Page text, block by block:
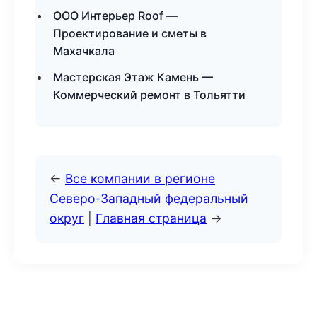
ООО Интерьер Roof —
Проектирование и сметы в
Махачкала
Мастерская Этаж Камень —
Коммерческий ремонт в Тольятти
← Все компании в регионе
Северо-Западный федеральный
округ
Главная страница →